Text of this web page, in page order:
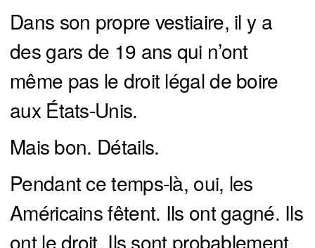
Dans son propre vestiaire, il y a
des gars de 19 ans qui n’ont
même pas le droit légal de boire
aux États-Unis.
Mais bon. Détails.
Pendant ce temps-là, oui, les
Américains fêtent. Ils ont gagné. Ils
ont le droit. Ils sont probablement